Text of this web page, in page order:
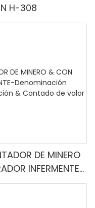
H-308
DE MINERO
INFERMENTE-
IR/UV/mg